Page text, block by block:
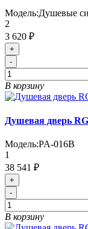
Модель:Душевые
2
3 620 ₽
+
-
В корзину
Душевая дверь
Модель:PA-016B
1
38 541 ₽
+
-
В корзину